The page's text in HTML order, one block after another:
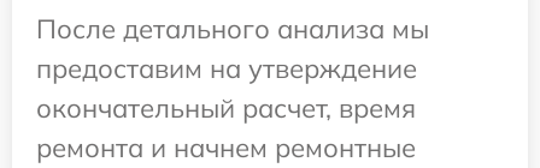
После детального анализа мы
предоставим на утверждение
окончательный расчет, время
ремонта и начнем ремонтные